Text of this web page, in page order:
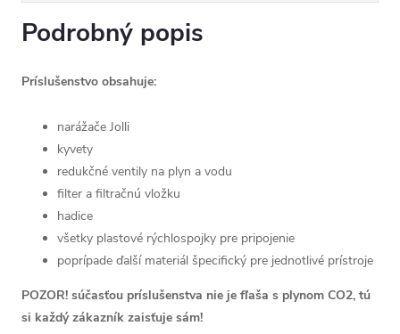
Podrobný popis
Príslušenstvo obsahuje:
narážače Jolli
kyvety
redukčné ventily na plyn a vodu
filter a filtračnú vložku
hadice
všetky plastové rýchlospojky pre pripojenie
poprípade ďalší materiál špecifický pre jednotlivé prístroje
POZOR! súčasťou príslušenstva nie je fľaša s plynom CO2, tú
si každý zákazník zaisťuje sám!